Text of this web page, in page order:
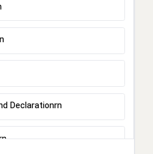
Declarationrn